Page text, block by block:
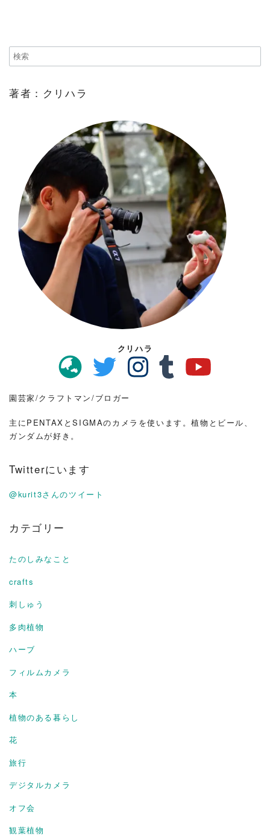
著者：クリハラ
クリハラ
園芸家/クラフトマン/ブロガー
主にPENTAXとSIGMAのカメラを使います。植物とビール、
ガンダムが好き。
Twitterにいます
@kurit3さんのツイート
カテゴリー
たのしみなこと
crafts
刺しゅう
多肉植物
ハーブ
フィルムカメラ
本
植物のある暮らし
花
旅行
デジタルカメラ
オフ会
観葉植物